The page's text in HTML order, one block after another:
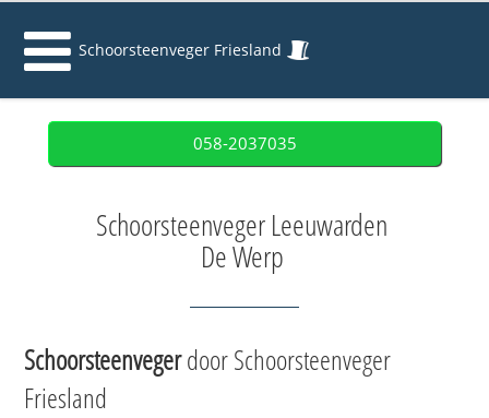
Schoorsteenveger Friesland
058-2037035
Schoorsteenveger Leeuwarden
De Werp
Schoorsteenvegerdoor Schoorsteenveger
Friesland